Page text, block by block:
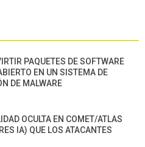
PAQUETES DE SOFTWARE
EN UN SISTEMA DE
DE MALWARE
OCULTA EN COMET/ATLAS
IA) QUE LOS ATACANTES